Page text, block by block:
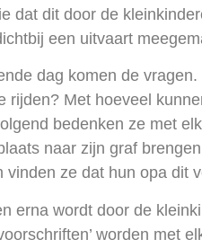
dat dit door de
een uitvaart
dag komen de
rijden? Met hoeveel
bedenken ze met
naar zijn graf
vinden ze dat hun opa dit
erna wordt door de
worden met